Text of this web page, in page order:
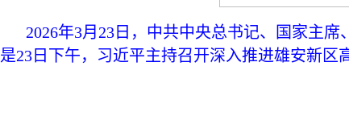
2026年3月23日，中共中央总书记、国家主
是23日下午，习近平主持召开深入推进雄安新